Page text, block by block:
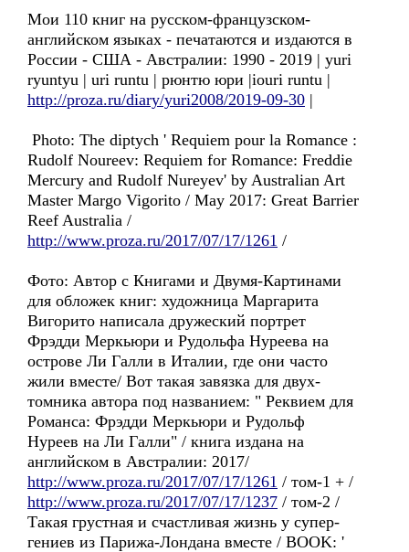
Мои 110 книг на русском-французском-
английском языках - печатаются и издаются в
России - США - Австралии: 1990 - 2019 | yuri
ryuntyu | uri runtu | рюнтю юри |iouri runtu |
http://proza.ru/diary/yuri2008/2019-09-30 |
Photo: The diptych ' Requiem pour la Romance :
Rudolf Noureev: Requiem for Romance: Freddie
Mercury and Rudolf Nureyev' by Australian Art
Master Margo Vigorito / May 2017: Great Barrier
Reef Australia /
http://www.proza.ru/2017/07/17/1261 /
Фото: Автор с Книгами и Двумя-Картинами
для обложек книг: художница Маргарита
Вигорито написала дружеский портрет
Фрэдди Меркьюри и Рудольфа Нуреева на
острове Ли Галли в Италии, где они часто
жили вместе/ Вот такая завязка для двух-
томника автора под названием: " Реквием для
Романса: Фрэдди Меркьюри и Рудольф
Нуреев на Ли Галли" / книга издана на
английском в Австралии: 2017/
http://www.proza.ru/2017/07/17/1261 / том-1 + /
http://www.proza.ru/2017/07/17/1237 / том-2 /
Такая грустная и счастливая жизнь у супер-
гениев из Парижа-Лондана вместе / BOOK: '